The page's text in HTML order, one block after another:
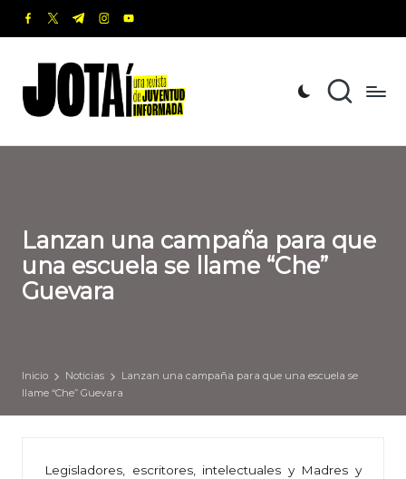
Saltar
contenido
facebook.com
twitter.com
t.me instagram.com
youtube.com
o
t
revista
de
Informada
Lanzan una campaña para que
una escuela se llame “Che”
Guevara
Inicio Noticias
Lanzan una campaña para que una escuela se
llame “Che” Guevara
Legisladores, escritores, intelectuales y Madres y